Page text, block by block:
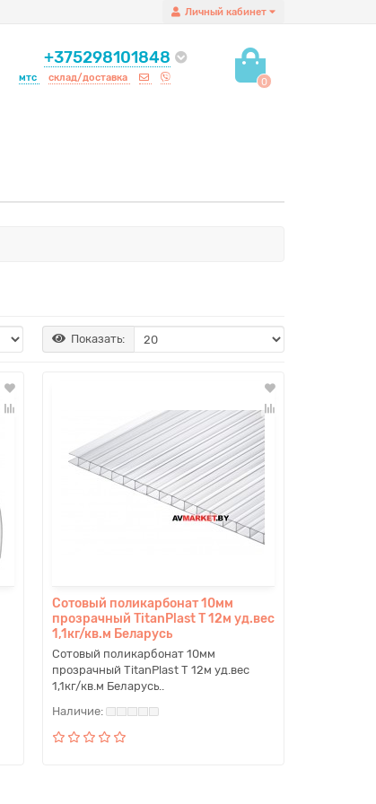
Личный кабинет
+375298101848
мтс склад/доставка 0
Показать:
Сотовый поликарбонат 10мм
прозрачный TitanPlast T 12м уд.вес
1,1кг/кв.м Беларусь
Сотовый поликарбонат 10мм
прозрачный TitanPlast T 12м уд.вес
1,1кг/кв.м Беларусь..